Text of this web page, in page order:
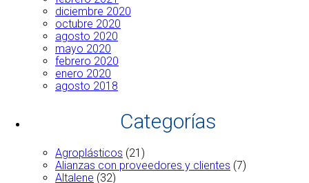
diciembre 2020
octubre 2020
agosto 2020
mayo 2020
febrero 2020
enero 2020
agosto 2018
Categorías
Agroplásticos (21)
Alianzas con proveedores y clientes (7)
Altalene (32)